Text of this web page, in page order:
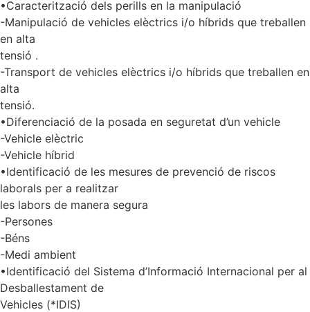
•Caracterització dels perills en la manipulació
-Manipulació de vehicles elèctrics i/o híbrids que treballen
en alta
tensió .
-Transport de vehicles elèctrics i/o híbrids que treballen en
alta
tensió.
•Diferenciació de la posada en seguretat d’un vehicle
-Vehicle elèctric
-Vehicle híbrid
•Identificació de les mesures de prevenció de riscos
laborals per a realitzar
les labors de manera segura
-Persones
-Béns
-Medi ambient
•Identificació del Sistema d’Informació Internacional per al
Desballestament de
Vehicles (*IDIS)